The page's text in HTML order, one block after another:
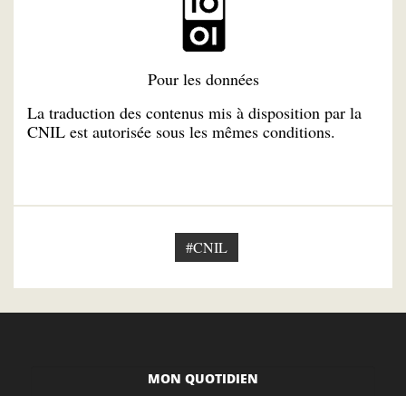
Pour les données
La traduction des contenus mis à disposition par la
CNIL est autorisée sous les mêmes conditions.
#CNIL
MON QUOTIDIEN